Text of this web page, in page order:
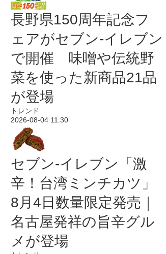
長野県150周年記念フ
ェアがセブン-イレブン
で開催 味噌や伝統野
菜を使った新商品21品
が登場
トレンド
2026-08-04 11:30
セブン-イレブン「激
辛！台湾ミンチカツ」
8月4日数量限定発売｜
名古屋発祥の旨辛グル
メが登場